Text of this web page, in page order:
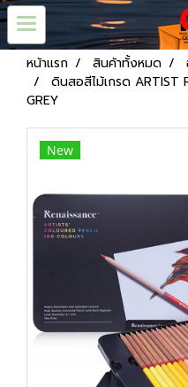
หน้าแรก สินค้าทั้งหมด
ดินสอสีไม้เกรด ARTIST
GREY
New